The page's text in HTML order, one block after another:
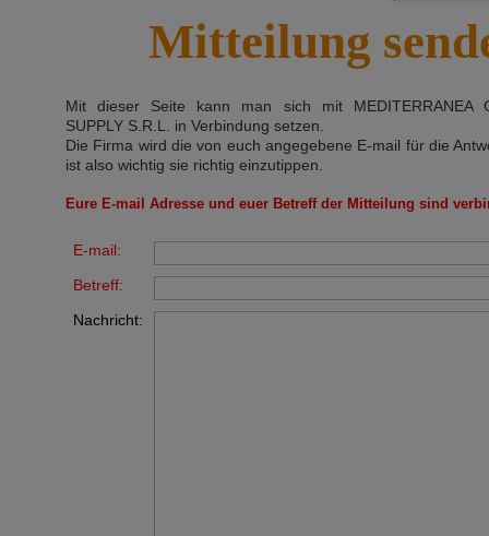
Mitteilung
Mit dieser Seite kann man sich mit MEDITERRANEA
SUPPLY S.R.L.
in Verbindung setzen.
Die Firma wird die von euch angegebene E-mail für die
ist also wichtig sie richtig einzutippen.
Eure E-mail Adresse und euer Betreff der Mitteilung sind
E-mail:
Betreff:
Nachricht: